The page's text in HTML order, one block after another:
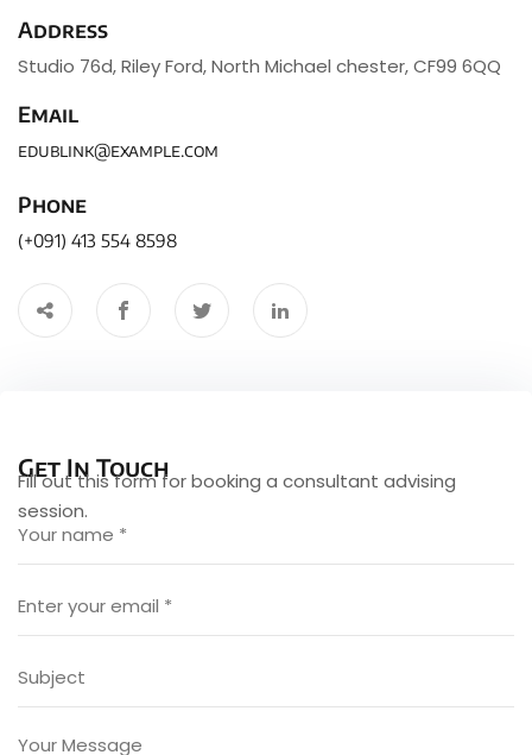
Address
Studio 76d, Riley Ford, North Michael chester, CF99 6QQ
Email
edublink@example.com
Phone
(+091) 413 554 8598
Get In Touch
Fill out this form for booking a consultant advising
session.